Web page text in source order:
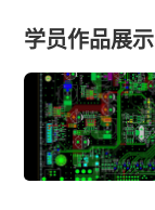
学员作品展示